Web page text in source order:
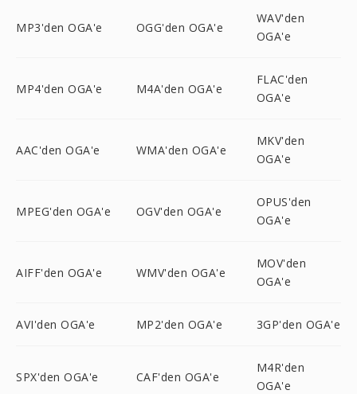
MP3'den OGA'e OGG'den OGA'e
WAV'den
OGA'e
MP4'den OGA'e M4A'den OGA'e
FLAC'den
OGA'e
AAC'den OGA'e WMA'den OGA'e
MKV'den
OGA'e
MPEG'den OGA'e OGV'den OGA'e
OPUS'den
OGA'e
AIFF'den OGA'e WMV'den OGA'e
MOV'den
OGA'e
AVI'den OGA'e MP2'den OGA'e 3GP'den OGA'e
SPX'den OGA'e CAF'den OGA'e
M4R'den
OGA'e